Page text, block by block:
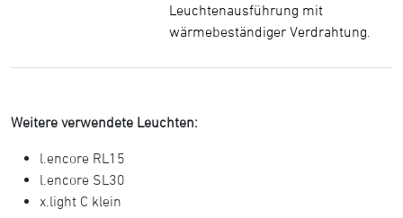
Leuchtenausführung mit
wärmebeständiger Verdrahtung.
Weitere verwendete Leuchten:
l.encore RL15
l.encore SL30
x.light C klein